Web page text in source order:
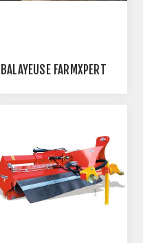
BALAYEUSE FARMXPERT